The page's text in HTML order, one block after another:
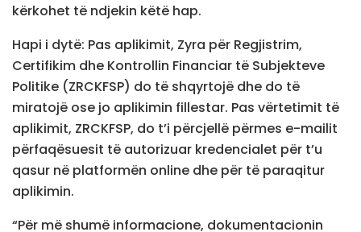
kërkohet të ndjekin këtë hap.
Hapi i dytë: Pas aplikimit, Zyra për Regjistrim,
Certifikim dhe Kontrollin Financiar të Subjekteve
Politike (ZRCKFSP) do të shqyrtojë dhe do të
miratojë ose jo aplikimin fillestar. Pas vërtetimit të
aplikimit, ZRCKFSP, do t’i përcjellë përmes e-mailit
përfaqësuesit të autorizuar kredencialet për t’u
qasur në platformën online dhe për të paraqitur
aplikimin.
“Për më shumë informacione, dokumentacionin